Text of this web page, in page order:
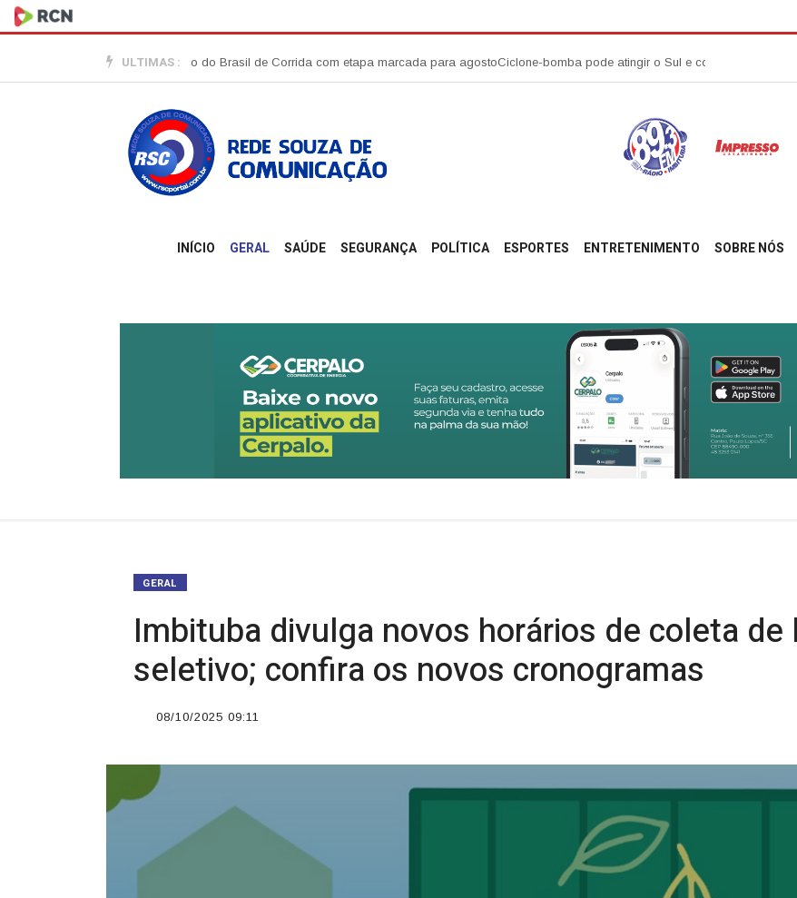
ULTIMAS :
roteiro do Circuito Banco do Brasil de Corrida com etapa marcada para agostoCiclone-bomba pode atingir o Sul e colocar Santa Catarina em
INÍCIO GERAL SAÚDE SEGURANÇA POLÍTICA ESPORTES ENTRETENIMENTO SOBRE NÓS
GERAL
Imbituba divulga novos horários de coleta de
seletivo; confira os novos cronogramas
08/10/2025 09:11